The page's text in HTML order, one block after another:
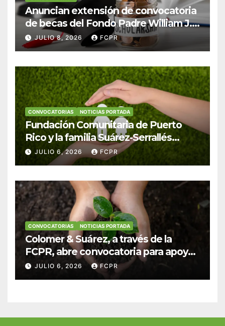
Anuncian extensión de convocatoria
de becas del Fondo Padre William J.
Hendricks, SJ para estudiantes del
Colegio San Ignacio
JULIO 8, 2026 FCPR
CONVOCATORIAS NOTICIAS PORTADA
Fundación Comunitaria de Puerto
Rico y la familia Suárez-Serrallés
anuncian convocatoria para
fortalecer hogares y albergues
JULIO 6, 2026 FCPR
CONVOCATORIAS NOTICIAS PORTADA
Colomer & Suárez, a través de la
FCPR, abre convocatoria para apoyar
proyectos de seguridad alimentaria
JULIO 6, 2026 FCPR